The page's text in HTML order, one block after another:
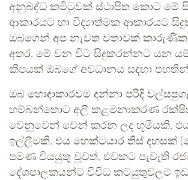
අනුබද්ධ කමිටුවක් ස්ථාපිත කොට මේ
ආකාරයට හා විද්‍යාත්මක ආකාරයට
ඔබගෙන් අප නැවත වතාවක්
අතර, මේ වන විට සිදුකරන්නට යන
කීපයක් ඔබගේ අවධානය සඳහා
ඔබ හොඳාකාරවම දන්නා පරිදි
හම්බන්තොට අලි කළමනාකරණ
වෙනුවෙන් වෙන් කරන ලද භූමියකි.
ඉල්ලීමකි. එය හෙක්ටයාර තිස් දහසක්
පමණ වියයුතු වූවත්, එවකට පැවැති
දේශපාලකයන්ට විවිධ කටයුතුවලට